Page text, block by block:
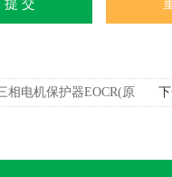
相电机保护器EOCR(原
下